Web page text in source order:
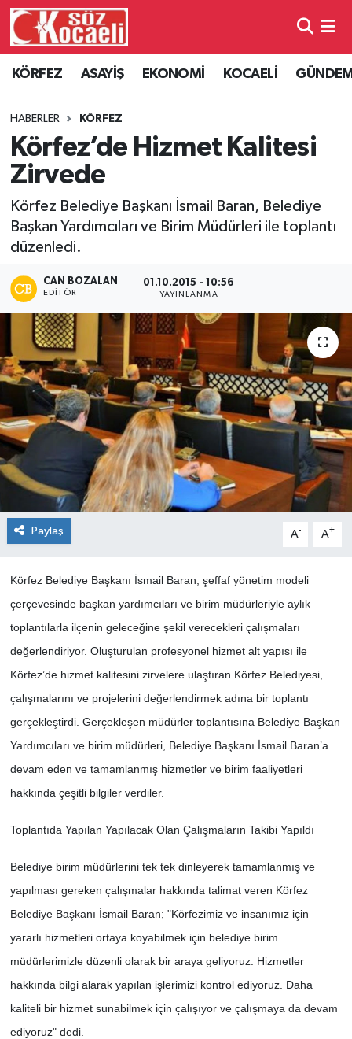
KÖRFEZ ASAYİŞ EKONOMİ KOCAELİ
HABERLER KÖRFEZ
Körfez’de Hizmet Kalitesi
Zirvede
Körfez Belediye Başkanı İsmail Baran, Belediye
Başkan Yardımcıları ve Birim Müdürleri ile toplantı
düzenledi.
CAN BOZALAN
EDITÖR
01.10.2015 - 10:56
YAYINLANMA
Paylaş A- A+
Körfez Belediye Başkanı İsmail Baran, şeffaf yönetim modeli
çerçevesinde başkan yardımcıları ve birim müdürleriyle aylık
toplantılarla ilçenin geleceğine şekil verecekleri çalışmaları
değerlendiriyor. Oluşturulan profesyonel hizmet alt yapısı ile
Körfez’de hizmet kalitesini zirvelere ulaştıran Körfez Belediyesi,
çalışmalarını ve projelerini değerlendirmek adına bir toplantı
gerçekleştirdi. Gerçekleşen müdürler toplantısına Belediye Başkan
Yardımcıları ve birim müdürleri, Belediye Başkanı İsmail Baran’a
devam eden ve tamamlanmış hizmetler ve birim faaliyetleri
hakkında çeşitli bilgiler verdiler.
Toplantıda Yapılan Yapılacak Olan Çalışmaların Takibi Yapıldı
Belediye birim müdürlerini tek tek dinleyerek tamamlanmış ve
yapılması gereken çalışmalar hakkında talimat veren Körfez
Belediye Başkanı İsmail Baran; "Körfezimiz ve insanımız için
yararlı hizmetleri ortaya koyabilmek için belediye birim
müdürlerimizle düzenli olarak bir araya geliyoruz. Hizmetler
hakkında bilgi alarak yapılan işlerimizi kontrol ediyoruz. Daha
kaliteli bir hizmet sunabilmek için çalışıyor ve çalışmaya da devam
ediyoruz" dedi.
Kocaeli Hava Durumu
Kocaeli Namaz Vakitleri
Kocaeli Trafik Yoğunluk Haritası
Süper Lig Puan Durumu ve Fikstür
Son Dakika Haberleri
Haber Arşivi